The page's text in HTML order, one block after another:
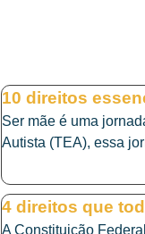
10 direitos
Ser mãe é uma
Autista (TEA), essa
4 direitos que
A Constituição